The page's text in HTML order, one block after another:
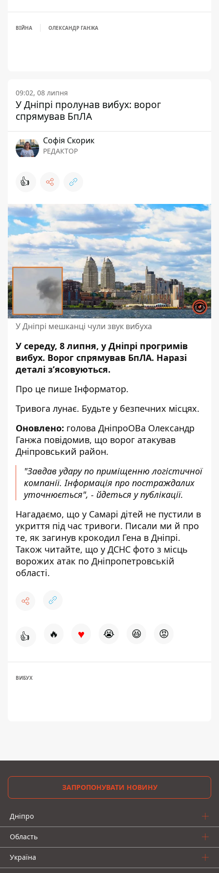
ВІЙНА ОЛЕКСАНДР ГАНЖА
09:02, 08 липня
У Дніпрі пролунав вибух: ворог
спрямував БпЛА
Софія Скорик
РЕДАКТОР
👍
У Дніпрі мешканці чули звук вибуха
У середу, 8 липня, у Дніпрі прогримів
вибух. Ворог спрямував БпЛА. Наразі
деталі з’ясовуються.
Про це пише Інформатор.
Тривога лунає. Будьте у безпечних місцях.
Оновлено: голова ДніпроОВа Олександр
Ганжа повідомив, що ворог атакував
Дніпровський район.
"Завдав удару по приміщенню логістичної
компанії. Інформація про постраждалих
уточнюється", - йдеться у публікації.
Нагадаємо, що у Самарі дітей не пустили в
укриття під час тривоги. Писали ми й про
те, як загинув крокодил Гена в Дніпрі.
Також читайте, що у ДСНС фото з місць
ворожих атак по Дніпропетровській
області.
👍 🔥 ♥ 😭 😆 😡
ВИБУХ
ЗАПРОПОНУВАТИ НОВИНУ
Дніпро
Область
Україна